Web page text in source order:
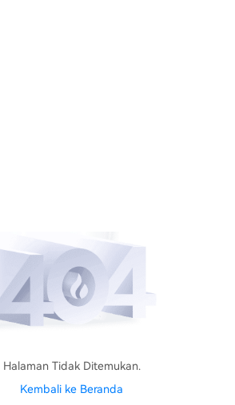
Halaman Tidak Ditemukan.
Kembali ke Beranda